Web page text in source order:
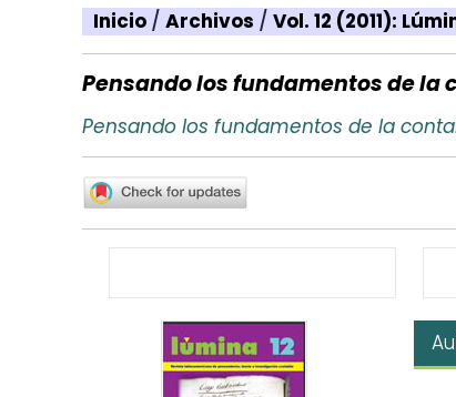
Inicio / Archivos / Vol. 12 (2011):
Pensando los fundamentos de
Pensando los fundamentos de la